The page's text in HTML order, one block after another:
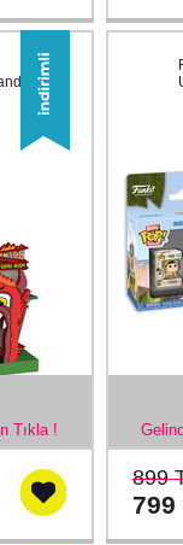
Tıkla !
899
799